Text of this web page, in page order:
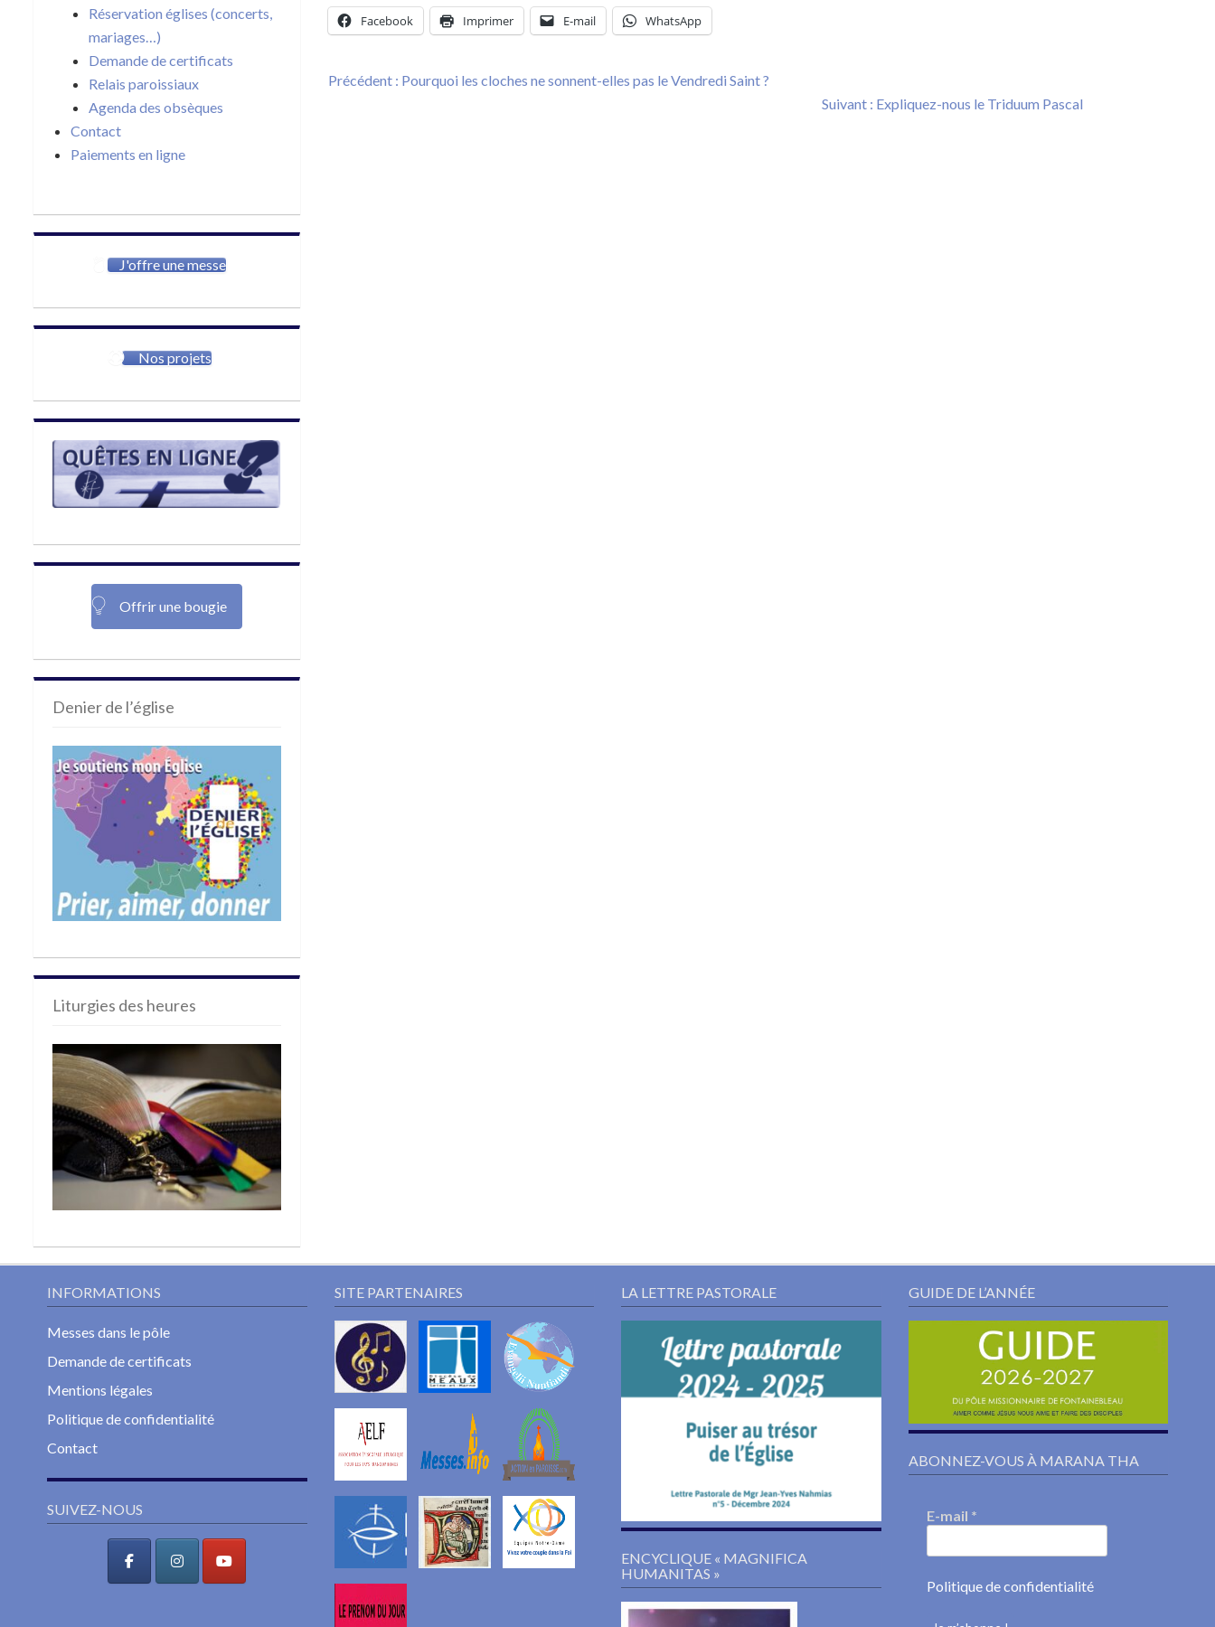
Réservation églises (concerts,
mariages…)
Demande de certificats
Relais paroissiaux
Agenda des obsèques
Contact
Paiements en ligne
J'offre une messe
Nos projets
Offrir une bougie
Denier de l’église
Liturgies des heures
Facebook Imprimer E-mail WhatsApp
Navigation
de
Précédent : Previous
Pourquoi les cloches ne sonnent-elles pas le Vendredi Saint ?
Suivant : Next
Expliquez-nous le Triduum Pascal
INFORMATIONS
Messes dans le pôle
Demande de certificats
Mentions légales
Politique de confidentialité
Contact
SUIVEZ-NOUS
SITE PARTENAIRES LA LETTRE PASTORALE
ENCYCLIQUE « MAGNIFICA
HUMANITAS »
GUIDE DE L’ANNÉE
ABONNEZ-VOUS À MARANA THA
E-mail *
Politique de confidentialité